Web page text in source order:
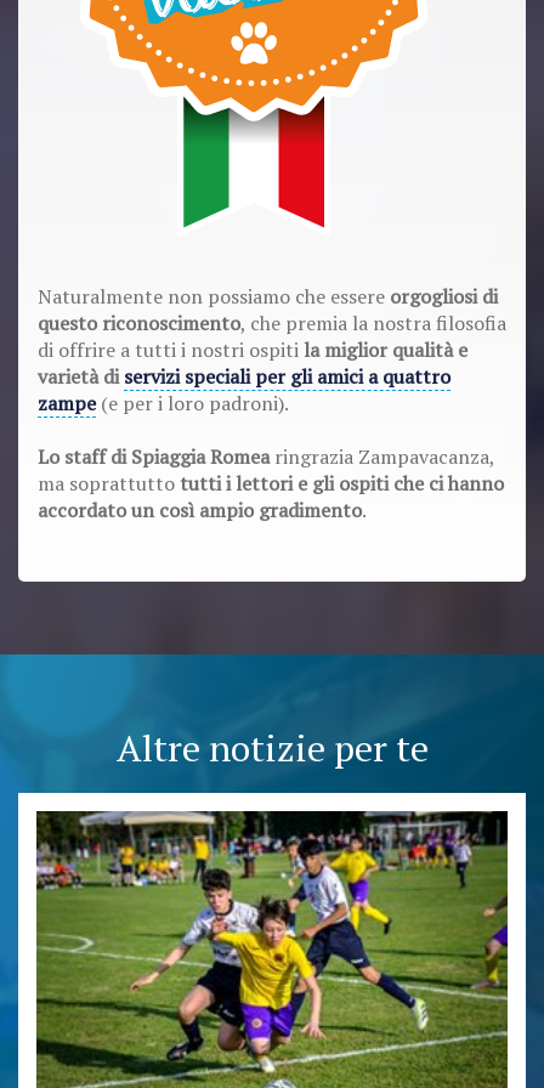
Naturalmente non possiamo che essere orgogliosi di
questo riconoscimento, che premia la nostra filosofia
di offrire a tutti i nostri ospitila miglior qualità e
varietà diservizi speciali per gli amici a quattro
zampe(e per i loro padroni).
Lo staff di Spiaggia Romearingrazia Zampavacanza,
ma soprattuttotutti i lettori e gli ospiti che ci hanno
accordato un così ampio gradimento.
Altre notizie per te